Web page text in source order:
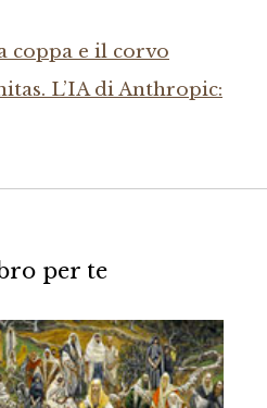
coppa e il corvo
L’IA di Anthropic:
per te